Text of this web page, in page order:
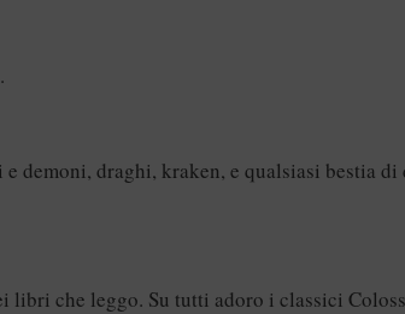
demoni, draghi, kraken, e qualsiasi bestia
libri che leggo. Su tutti adoro i classici